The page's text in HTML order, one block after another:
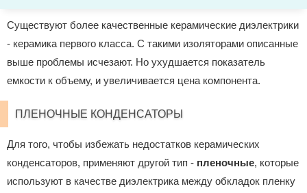
Существуют более качественные керамические диэлектрики
- керамика первого класса. С такими изоляторами описанные
выше проблемы исчезают. Но ухудшается показатель
емкости к объему, и увеличивается цена компонента.
ПЛЕНОЧНЫЕ КОНДЕНСАТОРЫ
Для того, чтобы избежать недостатков керамических
конденсаторов, применяют другой тип - пленочные, которые
используют в качестве диэлектрика между обкладок пленку